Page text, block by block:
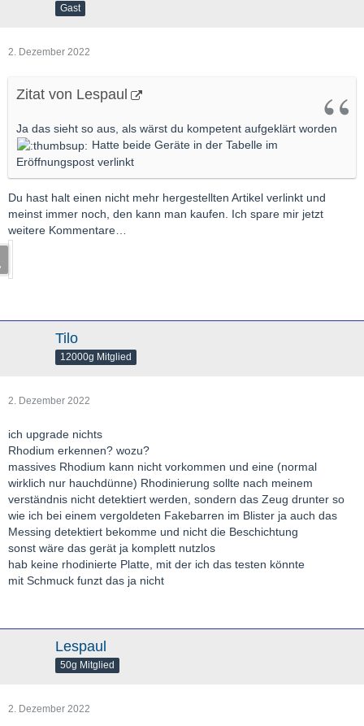
Gast
2. Dezember 2022
Zitat von Lespaul
Ja das sieht so aus, als wärst du kompetent aufgeklärt worden
Hatte beide Geräte in der Tabelle im
Eröffnungspost verlinkt
Du hast halt einen nicht mehr hergestellten Artikel verlinkt und
meinst immer noch, den kann man kaufen. Ich spare mir jetzt
weitere Kommentare…
Tilo
12000g Mitglied
2. Dezember 2022
ich upgrade nichts
Rhodium erkennen? wozu?
massives Rhodium kann nicht vorkommen und eine (normal
wirklich nur hauchdünne) Rhodinierung sollte nach meinem
verständnis nicht detektiert werden, sondern das Zeug drunter so
wie ich bei einem vergoldeten Fakebarren im Blister ja auch das
Messing detektiert bekomme und nicht die Beschichtung
sonst wäre das gerät ja komplett nutzlos
hab keine rhodinierte Platte, mit der ich das testen könnte
mit Schmuck funzt das ja nicht
Lespaul
50g Mitglied
2. Dezember 2022